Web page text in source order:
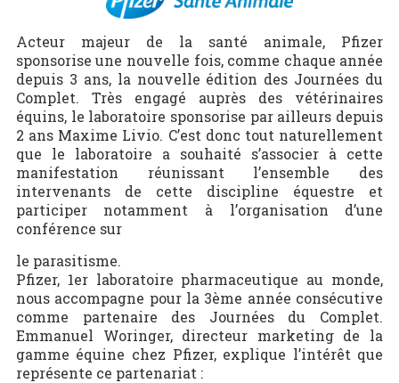
Acteur majeur de la santé animale, Pfizer
sponsorise une nouvelle fois, comme chaque année
depuis 3 ans, la nouvelle édition des Journées du
Complet. Très engagé auprès des vétérinaires
équins, le laboratoire sponsorise par ailleurs depuis
2 ans Maxime Livio. C’est donc tout naturellement
que le laboratoire a souhaité s’associer à cette
manifestation réunissant l’ensemble des
intervenants de cette discipline équestre et
participer notamment à l’organisation d’une
conférence sur
le parasitisme.
Pfizer, 1er laboratoire pharmaceutique au monde,
nous accompagne pour la 3ème année consécutive
comme partenaire des Journées du Complet.
Emmanuel Woringer, directeur marketing de la
gamme équine chez Pfizer, explique l’intérêt que
représente ce partenariat :